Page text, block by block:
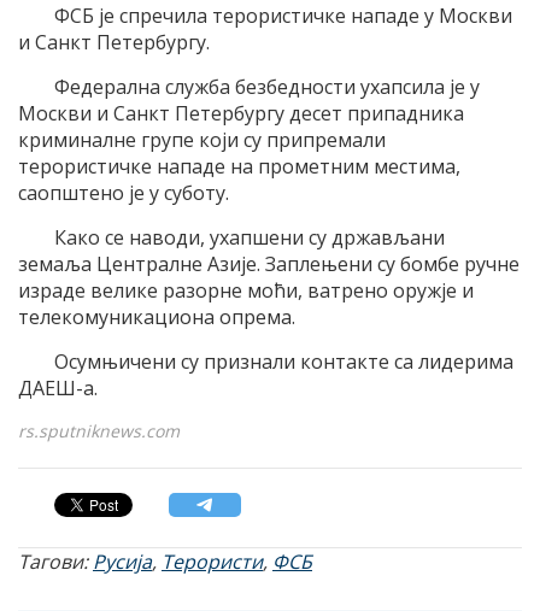
ФСБ је спречила терористичке нападе у Москви
и Санкт Петербургу.
Федерална служба безбедности ухапсила је у
Москви и Санкт Петербургу десет припадника
криминалне групе који су припремали
терористичке нападе на прометним местима,
саопштено је у суботу.
Како се наводи, ухапшени су држављани
земаља Централне Азије. Заплењени су бомбе ручне
израде велике разорне моћи, ватрено оружје и
телекомуникациона опрема.
Осумњичени су признали контакте са лидерима
ДАЕШ-а.
rs.sputniknews.com
Тагови:Русија, Терористи, ФСБ